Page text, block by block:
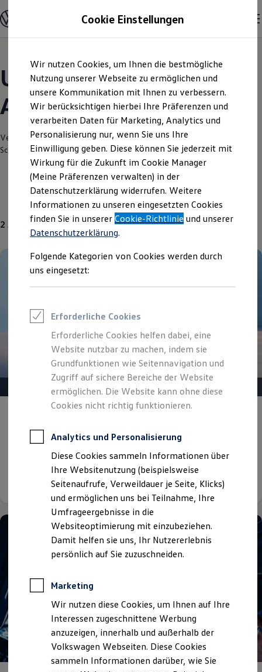
Hauptinhalt
springen
Footer
springen
Modelle und Konfigurator
Konfigurator
Modelle vergleichen
Elektroautos
ENERGY Sondermodelle
Nutzfahrzeuge
SUV und CUV
Familienautos
Kombis
Kompaktwagen
Sportwagen
Schnell verfügbare Fahrzeuge
Angebote und Produkte
Aktuelle Angebote
E-Auto-Förderung
Volkswagen Marktplatz
Die ENERGY Sondermodelle
Junge Gebrauchtwagen und Gebrauchtwagen
Volkswagen Zertifizierte Gebrauchtwagen
Elektromobilität bei Gebrauchtwagen
Saisonangebote
Reifenpakete
Leasing
Leasing-Angebote
Elektroauto Leasing
Kleinwagen-Leasing
Leasing ohne Anzahlung
Finanzierung
Autokredit mit Schlussrate
Versicherungen und Garantien
Kfz-Versicherung
Restschuldversicherungen
Garantien
Professional Class bei Volkswagen
Behörden
Direktkunden
Sonderfahrzeuge
Anpfiff zum Gewinn
Elektromobilität
Elektroautos
ID. Tutorials
Elektrofahrzeugkonzepte
ID. EVERY1
Reichweite
Rekuperation
Laden unterwegs
Laden Zuhause
Ladestationen finden
Ladezeitensimulator
Batterie
Sicherheit
Unsere aktuellen
Angebote und mehr
Verantwortlich für die Inhalte auf dieser Seite ist die Autohaus Max
Schultz GmbH & Co. KG (Impressum & Rechtliches)
2 Angebote
Gepflegt, geprüft und für gut befunden.
Volkswagen Zertifizierte
Gebrauchtwagen.
Details ansehen
Cookie Einstellungen
Wir nutzen Cookies, um Ihnen die bestmögliche
Nutzung unserer Webseite zu ermöglichen und
unsere Kommunikation mit Ihnen zu verbessern.
Wir berücksichtigen hierbei Ihre Präferenzen und
verarbeiten Daten für Marketing, Analytics und
Personalisierung nur, wenn Sie uns Ihre
Einwilligung geben. Diese können Sie jederzeit mit
Wirkung für die Zukunft im Cookie Manager
(Meine Präferenzen verwalten) in der
Datenschutzerklärung widerrufen. Weitere
Informationen zu unseren eingesetzten Cookies
finden Sie in unsererCookie-Richtlinie und unserer
Datenschutzerklärung.
Folgende Kategorien von Cookies werden durch
uns eingesetzt:
Erforderliche Cookies
Erforderliche Cookies helfen dabei, eine
Website nutzbar zu machen, indem sie
Grundfunktionen wie Seitennavigation und
Zugriff auf sichere Bereiche der Website
ermöglichen. Die Website kann ohne diese
Cookies nicht richtig funktionieren.
Analytics und Personalisierung
Diese Cookies sammeln Informationen über
Ihre Websitenutzung (beispielsweise
Seitenaufrufe, Verweildauer je Seite, Klicks)
und ermöglichen uns bei Teilnahme, Ihre
Umfrageergebnisse in die
Websiteoptimierung mit einzubeziehen.
Damit helfen sie uns, Ihr Nutzererlebnis
persönlich auf Sie zuzuschneiden.
Marketing
Wir nutzen diese Cookies, um Ihnen auf Ihre
Interessen zugeschnittene Werbung
anzuzeigen, innerhalb und außerhalb der
Volkswagen Webseiten. Diese Cookies
sammeln Informationen darüber, wie Sie